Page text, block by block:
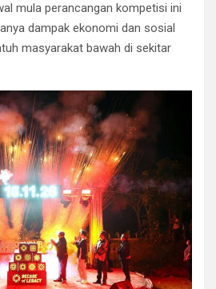
mula perancangan kompetisi ini
dampak ekonomi dan sosial
masyarakat bawah di sekitar